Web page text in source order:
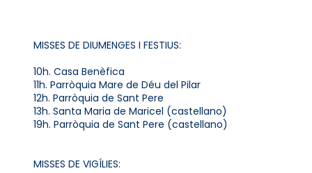
MISSES DE DIUMENGES I FESTIUS:
10h. Casa Benèfica
11h. Parròquia Mare de Déu del Pilar
12h. Parròquia de Sant Pere
13h. Santa Maria de Maricel (castellano)
19h. Parròquia de Sant Pere (castellano)
MISSES DE VIGÍLIES: